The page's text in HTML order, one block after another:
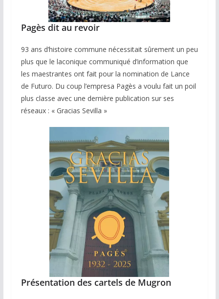
Pagès dit au revoir
93 ans d’histoire commune nécessitait sûrement un peu
plus que le laconique communiqué d’information que
les maestrantes ont fait pour la nomination de Lance
de Futuro. Du coup l’empresa Pagès a voulu fait un poil
plus classe avec une dernière publication sur ses
réseaux : « Gracias Sevilla »
Présentation des cartels de Mugron